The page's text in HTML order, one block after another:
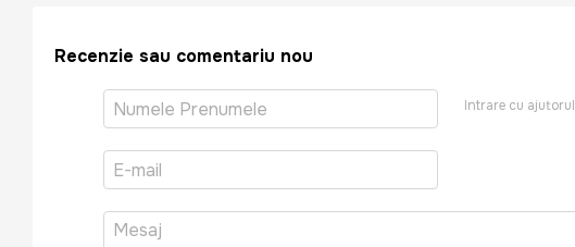
Recenzie sau comentariu nou
Intrare cu ajutorul